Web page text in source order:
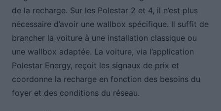
de la recharge. Sur les Polestar 2 et 4, il n’est plus
nécessaire d’avoir une wallbox spécifique. Il suffit de
brancher la voiture à une installation classique ou
une wallbox adaptée. La voiture, via l’application
Polestar Energy, reçoit les signaux de prix et
coordonne la recharge en fonction des besoins du
foyer et des conditions du réseau.